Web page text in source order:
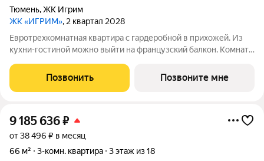
Тюмень,ЖК Игрим
ЖК «ИГРИМ», 2 квартал 2028
Евротрехкомнатная квартира с гардеробной в прихожей. Из
кухни-гостиной можно выйти на французский балкон. Комнаты
Позвонить Позвоните мне
9 185 636₽
от 38 496 ₽ в месяц
66 м²
3-комн. квартира 3 этаж из 18